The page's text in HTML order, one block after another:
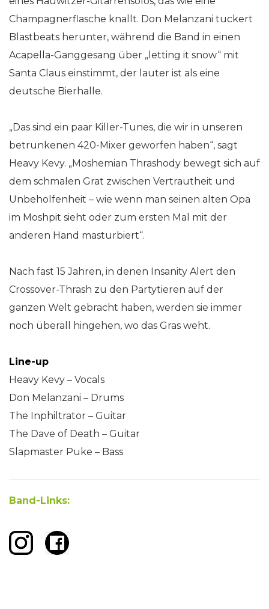
Champagnerflasche knallt. Don Melanzani tuckert
Blastbeats herunter, während die Band in einen
Acapella-Ganggesang über „letting it snow“ mit
Santa Claus einstimmt, der lauter ist als eine
deutsche Bierhalle.
„Das sind ein paar Killer-Tunes, die wir in unseren
betrunkenen 420-Mixer geworfen haben“, sagt
Heavy Kevy. „Moshemian Thrashody bewegt sich auf
dem schmalen Grat zwischen Vertrautheit und
Unbeholfenheit – wie wenn man seinen alten Opa
im Moshpit sieht oder zum ersten Mal mit der
anderen Hand masturbiert“.
Nach fast 15 Jahren, in denen Insanity Alert den
Crossover-Thrash zu den Partytieren auf der
ganzen Welt gebracht haben, werden sie immer
noch überall hingehen, wo das Gras weht.
Line-up
Heavy Kevy – ​Vocals
Don Melanzani – Drums
The Inphiltrator – Guitar
The Dave of Death – Guitar
Slapmaster Puke – Bass
Band-Links: